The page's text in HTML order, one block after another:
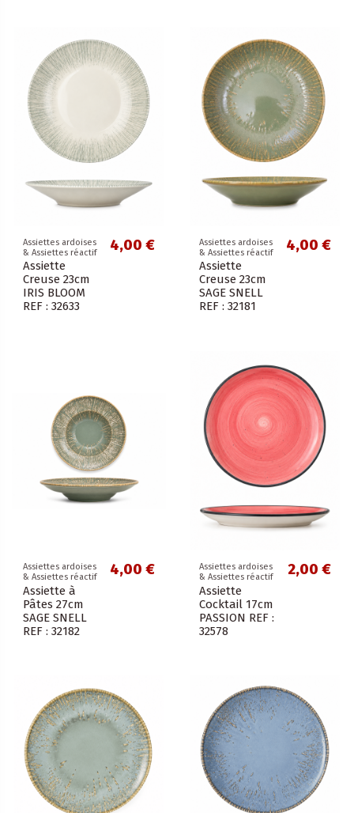
Assiettes ardoises
& Assiettes réactif
Assiette
Creuse 23cm
IRIS BLOOM
REF : 32633
4,00 €
Assiettes ardoises
& Assiettes réactif
Assiette
Creuse 23cm
SAGE SNELL
REF : 32181
4,00 €
Assiettes ardoises
& Assiettes réactif
Assiette à
Pâtes 27cm
SAGE SNELL
REF : 32182
4,00 €
Assiettes ardoises
& Assiettes réactif
Assiette
Cocktail 17cm
PASSION REF :
32578
2,00 €